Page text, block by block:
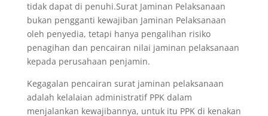
tidak dapat di penuhi.Surat Jaminan Pelaksanaan
bukan pengganti kewajiban Jaminan Pelaksanaan
oleh penyedia, tetapi hanya pengalihan risiko
penagihan dan pencairan nilai jaminan pelaksanaan
kepada perusahaan penjamin.
Kegagalan pencairan surat jaminan pelaksanaan
adalah kelalaian administratif PPK dalam
menjalankan kewajibannya, untuk itu PPK di kenakan